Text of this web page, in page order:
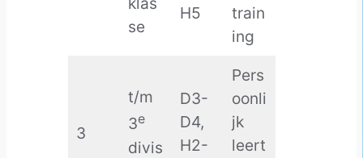
se
H5
train
ing
3
t/m
3e
divis
D3-
D4,
H2-
Pers
oonli
jk
leert